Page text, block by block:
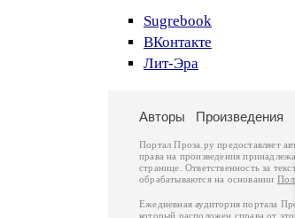
Sugrebook
ВКонтакте
Лит-Эра
Авторы Произведения
Портал Проза.ру предоставляет
права на произведения
странице. Ответственность за
обрабатываются на основании
Ежедневная аудитория портала
который расположен справа от